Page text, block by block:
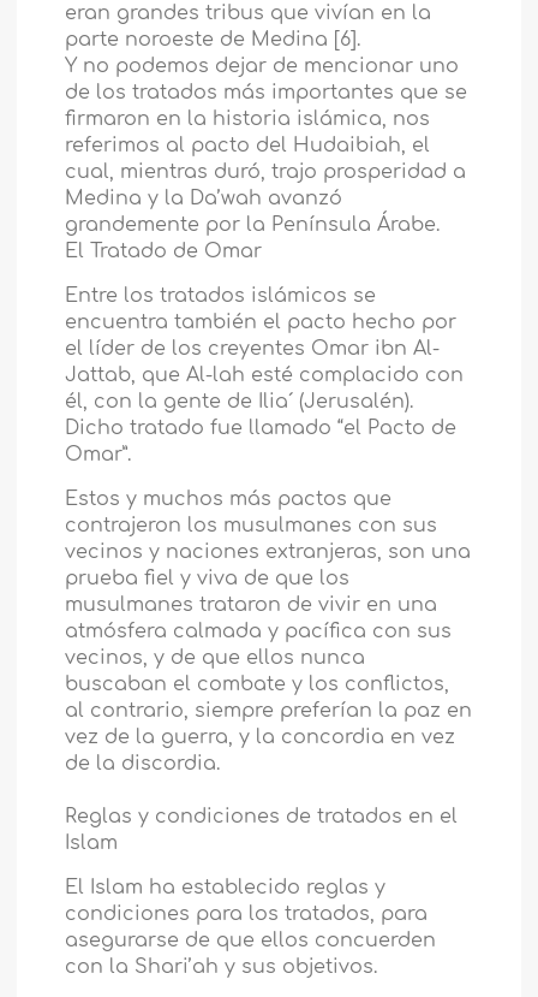
eran grandes tribus que vivían en la
parte noroeste de Medina [6].
Y no podemos dejar de mencionar uno
de los tratados más importantes que se
firmaron en la historia islámica, nos
referimos al pacto del Hudaibiah, el
cual, mientras duró, trajo prosperidad a
Medina y la Da’wah avanzó
grandemente por la Península Árabe.
El Tratado de Omar
Entre los tratados islámicos se
encuentra también el pacto hecho por
el líder de los creyentes Omar ibn Al-
Jattab, que Al-lah esté complacido con
él, con la gente de Ilia´ (Jerusalén).
Dicho tratado fue llamado “el Pacto de
Omar”.
Estos y muchos más pactos que
contrajeron los musulmanes con sus
vecinos y naciones extranjeras, son una
prueba fiel y viva de que los
musulmanes trataron de vivir en una
atmósfera calmada y pacífica con sus
vecinos, y de que ellos nunca
buscaban el combate y los conflictos,
al contrario, siempre preferían la paz en
vez de la guerra, y la concordia en vez
de la discordia.
Reglas y condiciones de tratados en el
Islam
El Islam ha establecido reglas y
condiciones para los tratados, para
asegurarse de que ellos concuerden
con la Shari’ah y sus objetivos.